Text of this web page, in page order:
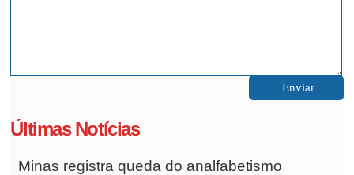
Últimas Notícias
Minas registra queda do analfabetismo